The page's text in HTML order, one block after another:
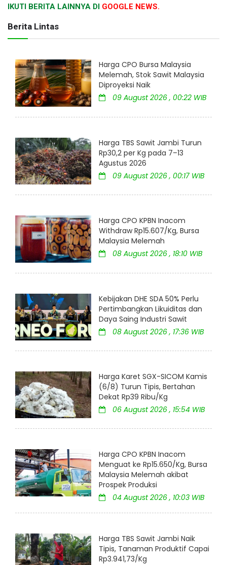
IKUTI BERITA LAINNYA DI GOOGLE NEWS.
Berita Lintas
Harga CPO Bursa Malaysia
Melemah, Stok Sawit Malaysia
Diproyeksi Naik
09 August 2026 , 00:22 WIB
Harga TBS Sawit Jambi Turun
Rp30,2 per Kg pada 7–13
Agustus 2026
09 August 2026 , 00:17 WIB
Harga CPO KPBN Inacom
Withdraw Rp15.607/Kg, Bursa
Malaysia Melemah
08 August 2026 , 18:10 WIB
Kebijakan DHE SDA 50% Perlu
Pertimbangkan Likuiditas dan
Daya Saing Industri Sawit
08 August 2026 , 17:36 WIB
Harga Karet SGX-SICOM Kamis
(6/8) Turun Tipis, Bertahan
Dekat Rp39 Ribu/Kg
06 August 2026 , 15:54 WIB
Harga CPO KPBN Inacom
Menguat ke Rp15.650/Kg, Bursa
Malaysia Melemah akibat
Prospek Produksi
04 August 2026 , 10:03 WIB
Harga TBS Sawit Jambi Naik
Tipis, Tanaman Produktif Capai
Rp3.941,73/Kg